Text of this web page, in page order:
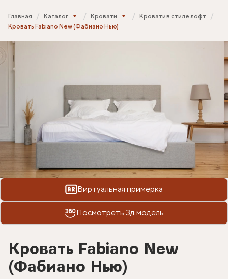
Главная Каталог Кровати
Кровати в стиле лофт
Кровать Fabiano New (Фабиано Нью)
Виртуальная примерка
Посмотреть 3д модель
Кровать Fabiano New
(Фабиано Нью)